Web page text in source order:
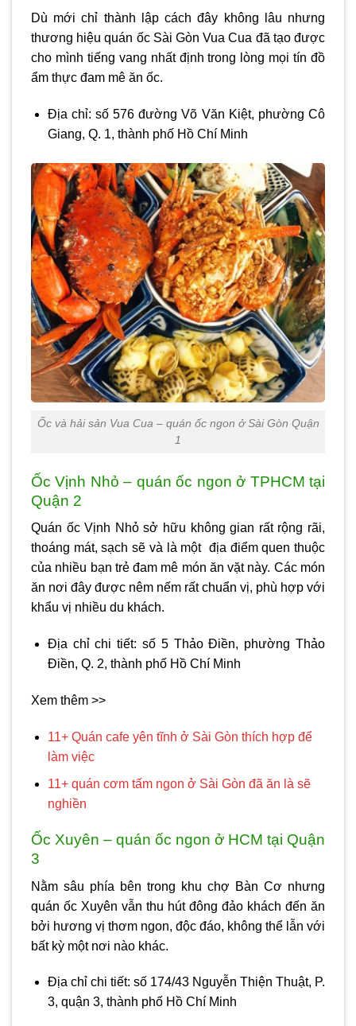
Dù mới chỉ thành lập cách đây không lâu nhưng
thương hiệu quán ốc Sài Gòn Vua Cua đã tạo được
cho mình tiếng vang nhất định trong lòng mọi tín đồ
ẩm thực đam mê ăn ốc.
Địa chỉ: số 576 đường Võ Văn Kiệt, phường Cô
Giang, Q. 1, thành phố Hồ Chí Minh
Ốc và hải sản Vua Cua – quán ốc ngon ở Sài Gòn Quận
1
Ốc Vịnh Nhỏ – quán ốc ngon ở TPHCM tại
Quận 2
Quán ốc Vịnh Nhỏ sở hữu không gian rất rộng rãi,
thoáng mát, sạch sẽ và là một địa điểm quen thuộc
của nhiều bạn trẻ đam mê món ăn vặt này. Các món
ăn nơi đây được nêm nếm rất chuẩn vị, phù hợp với
khẩu vị nhiều du khách.
Địa chỉ chi tiết: số 5 Thảo Điền, phường Thảo
Điền, Q. 2, thành phố Hồ Chí Minh
Xem thêm >>
11+ Quán cafe yên tĩnh ở Sài Gòn thích hợp để
làm việc
11+ quán cơm tấm ngon ở Sài Gòn đã ăn là sẽ
nghiền
Ốc Xuyên – quán ốc ngon ở HCM tại Quận
3
Nằm sâu phía bên trong khu chợ Bàn Cơ nhưng
quán ốc Xuyên vẫn thu hút đông đảo khách đến ăn
bởi hương vị thơm ngon, độc đáo, không thể lẫn với
bất kỳ một nơi nào khác.
Địa chỉ chi tiết: số 174/43 Nguyễn Thiện Thuật, P.
3, quận 3, thành phố Hồ Chí Minh